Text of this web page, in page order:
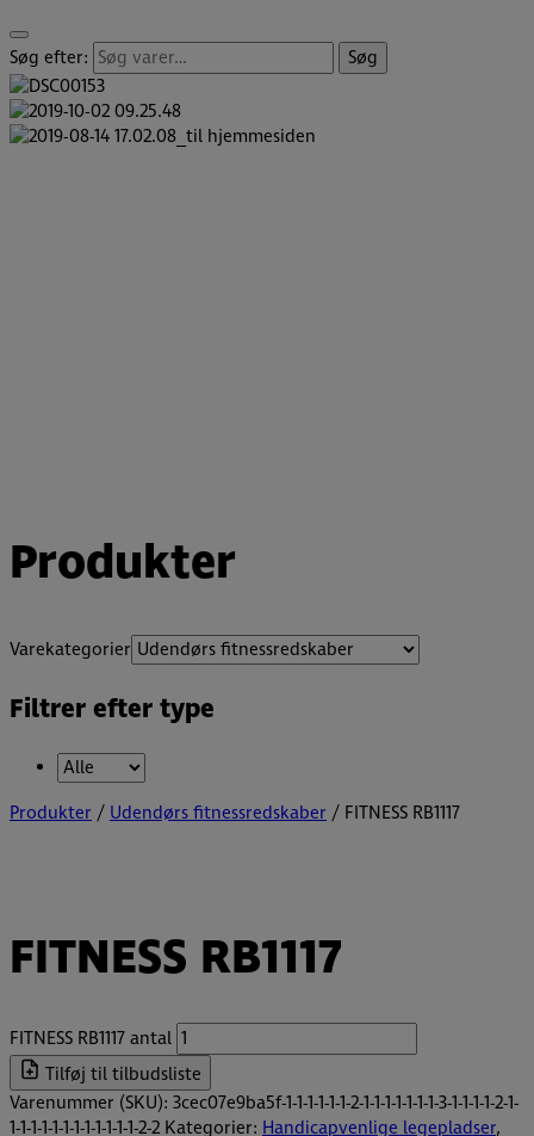
Søg efter: Søg
Produkter
Varekategorier
Filtrer efter type
Produkter/Udendørs fitnessredskaber/ FITNESS RB1117
FITNESS RB1117
FITNESS RB1117 antal
Tilføj til tilbudsliste
Varenummer (SKU): 3cec07e9ba5f-1-1-1-1-1-1-2-1-1-1-1-1-1-1-3-1-1-1-1-2-1-
1-1-1-1-1-1-1-1-1-1-1-1-2-2 Kategorier: Handicapvenlige legepladser,